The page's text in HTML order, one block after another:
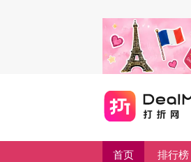
首页 排行榜